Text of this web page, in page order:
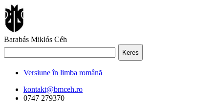
Barabás Miklós Céh
Keres
Versiune în limba română
kontakt@bmceh.ro
0747 279370